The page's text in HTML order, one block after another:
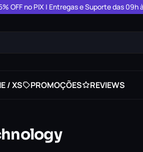
OFF no PIX | Entregas e Suporte das 09h
/ XS PROMOÇÕES REVIEWS